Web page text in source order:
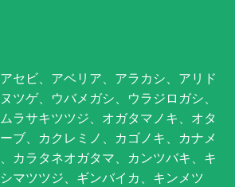
セビ、アベリア、アラカシ、アリド
ツゲ、ウバメガシ、ウラジロガシ、
ラサキツツジ、オガタマノキ、オタ
ブ、カクレミノ、カゴノキ、カナメ
カラタネオガタマ、カンツバキ、キ
マツツジ、ギンバイカ、キンメツ